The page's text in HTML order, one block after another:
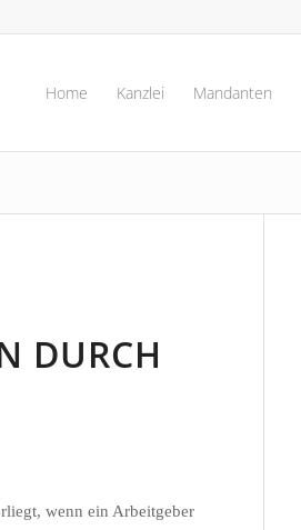
Home Kanzlei Mandanten
D
wenn ein Arbeitgeber